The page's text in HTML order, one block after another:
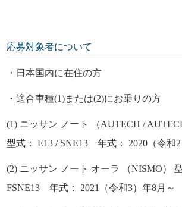
応募対象者について
・日本国内に在住の方
・適合車種(1)または(2)にお乗りの方
(1) ニッサン ノート （AUTECH /
型式： E13 / SNE13 年式： 2020（令和2
(2) ニッサン ノート オーラ （NISMO）
FSNE13 年式： 2021（令和3）年8月～